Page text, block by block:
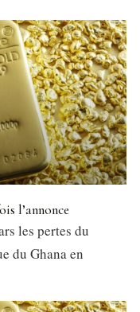
l’annonce
les pertes du
du Ghana en